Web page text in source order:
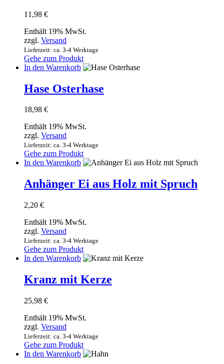
11,98 €
Enthält 19% MwSt.
zzgl. Versand
Lieferzeit: ca. 3-4 Werktage
Gehe zum Produkt
In den Warenkorb
Hase Osterhase
18,98 €
Enthält 19% MwSt.
zzgl. Versand
Lieferzeit: ca. 3-4 Werktage
Gehe zum Produkt
In den Warenkorb
Anhänger Ei aus Holz mit Spruch
2,20 €
Enthält 19% MwSt.
zzgl. Versand
Lieferzeit: ca. 3-4 Werktage
Gehe zum Produkt
In den Warenkorb
Kranz mit Kerze
25,98 €
Enthält 19% MwSt.
zzgl. Versand
Lieferzeit: ca. 3-4 Werktage
Gehe zum Produkt
In den Warenkorb